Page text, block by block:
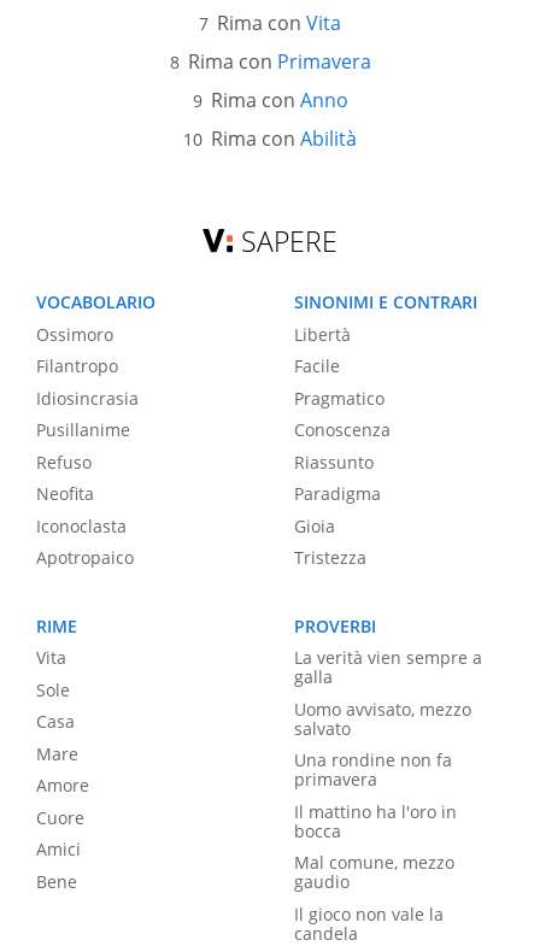
Rima con Vita
Rima con Primavera
Rima con Anno
Rima con Abilità
SAPERE
VOCABOLARIO
Ossimoro
Filantropo
Idiosincrasia
Pusillanime
Refuso
Neofita
Iconoclasta
Apotropaico
SINONIMI E CONTRARI
Libertà
Facile
Pragmatico
Conoscenza
Riassunto
Paradigma
Gioia
Tristezza
RIME
Vita
Sole
Casa
Mare
Amore
Cuore
Amici
Bene
PROVERBI
La verità vien sempre a
galla
Uomo avvisato, mezzo
salvato
Una rondine non fa
primavera
Il mattino ha l'oro in
bocca
Mal comune, mezzo
gaudio
Il gioco non vale la
candela